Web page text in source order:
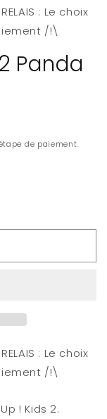
: Le choix
/!\
Panda
de paiement.
: Le choix
/!\
! Kids 2.